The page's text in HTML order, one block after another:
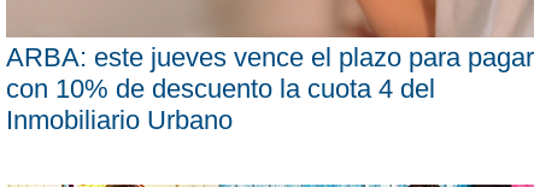
ARBA: este jueves vence el plazo para pagar
con 10% de descuento la cuota 4 del
Inmobiliario Urbano